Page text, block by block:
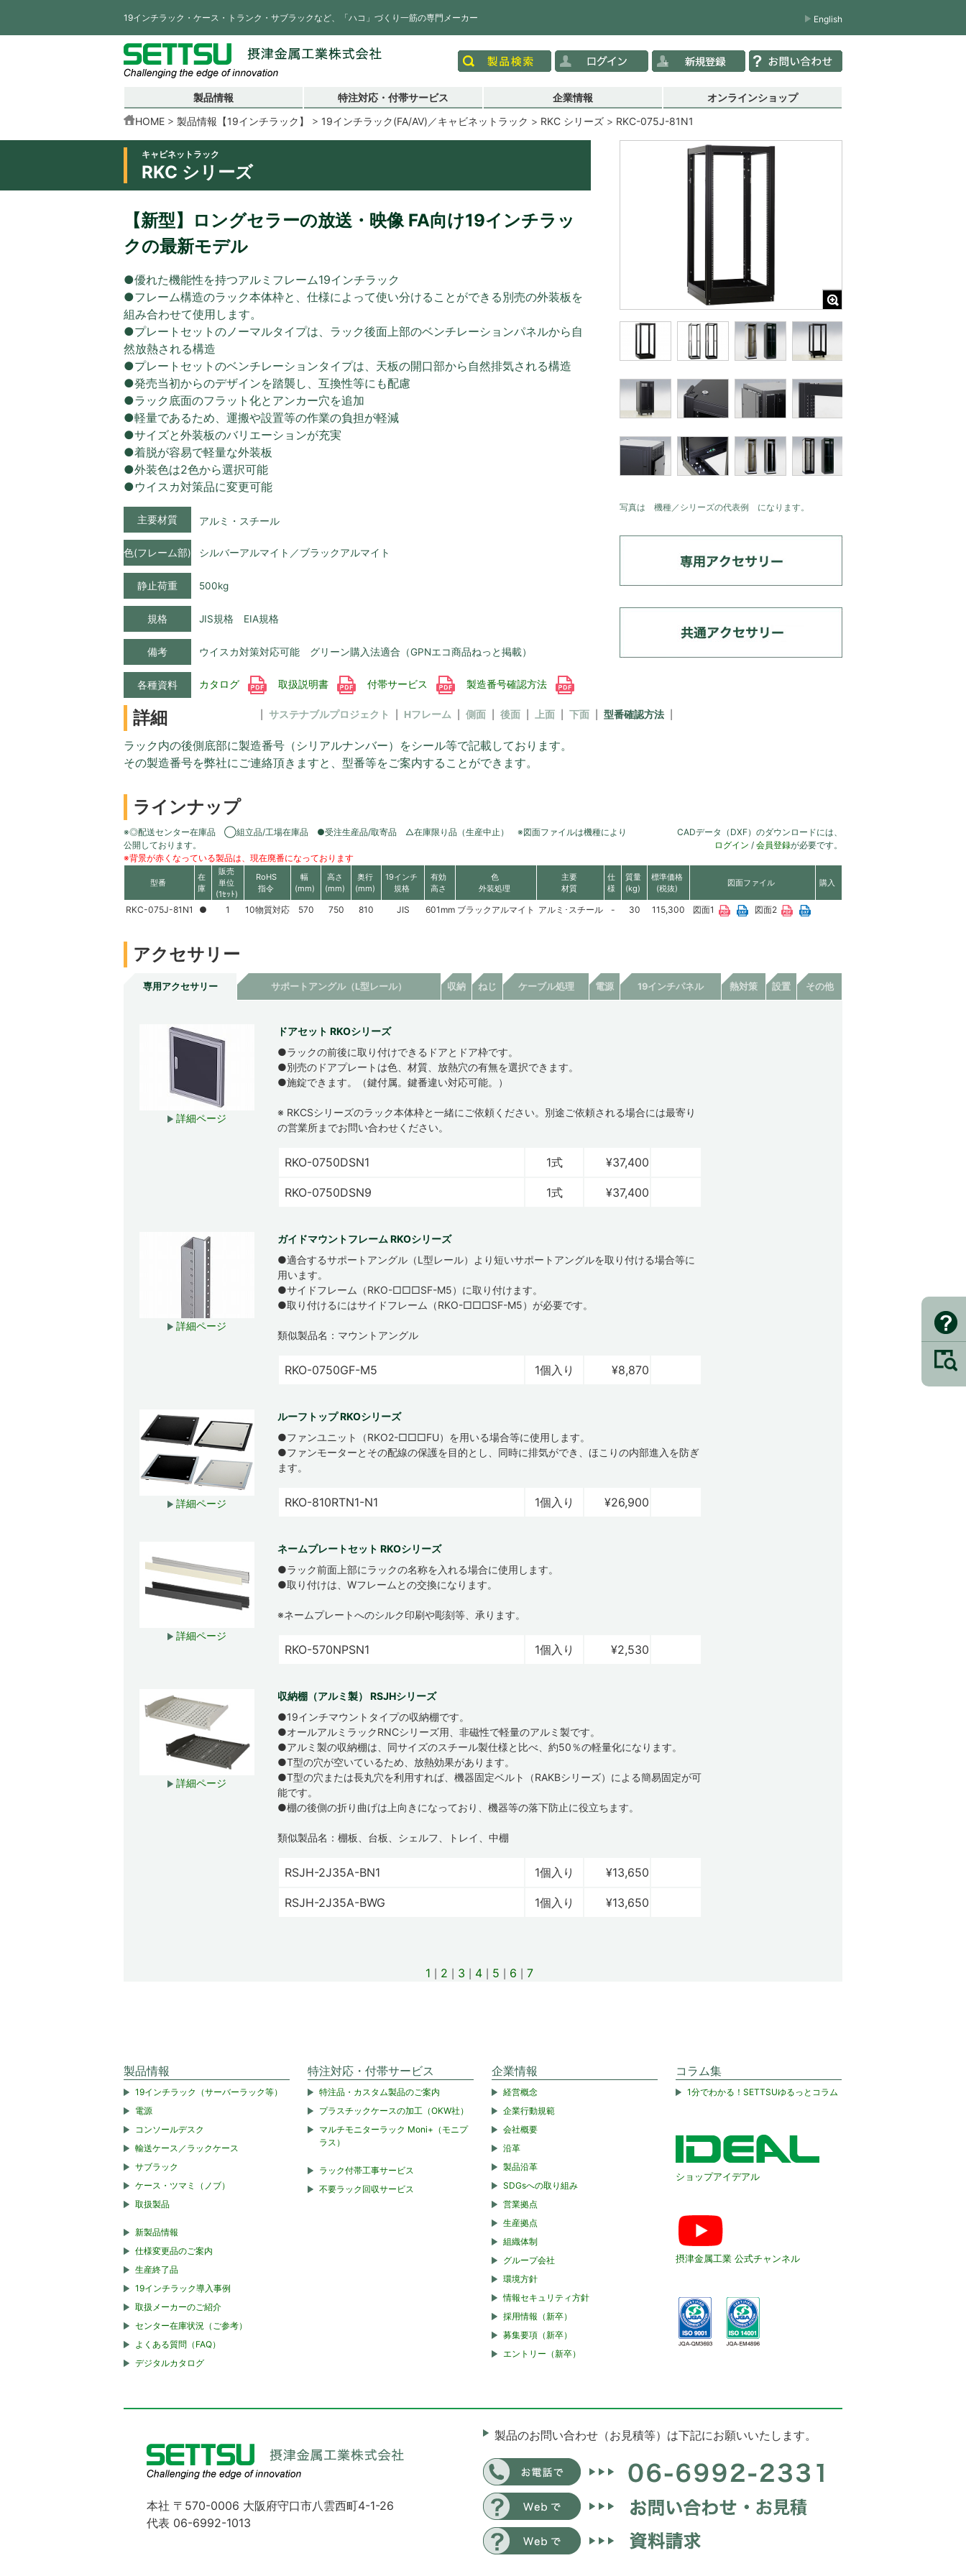
19インチラック・ケース・トランク・サブラックなど、「ハコ」づくり一筋の専門メーカー English
製品情報 特注対応・付帯サービス 企業情報 オンラインショップ
HOME 製品情報【19インチラック】 19インチラック(FA/AV)／キャビネットラック RKC シリーズ RKC-075J-81N1
キャビネットラック
RKC シリーズ
【新型】ロングセラーの放送・映像 FA向け19インチラッ
クの最新モデル
●優れた機能性を持つアルミフレーム19インチラック
●フレーム構造のラック本体枠と、仕様によって使い分けることができる別売の外装板を
組み合わせて使用します。
●プレートセットのノーマルタイプは、ラック後面上部のベンチレーションパネルから自
然放熱される構造
●プレートセットのベンチレーションタイプは、天板の開口部から自然排気される構造
●発売当初からのデザインを踏襲し、互換性等にも配慮
●ラック底面のフラット化とアンカー穴を追加
●軽量であるため、運搬や設置等の作業の負担が軽減
●サイズと外装板のバリエーションが充実
●着脱が容易で軽量な外装板
●外装色は2色から選択可能
●ウイスカ対策品に変更可能
主要材質 アルミ・スチール
色(フレーム部) シルバーアルマイト／ブラックアルマイト
静止荷重 500kg
規格 JIS規格 EIA規格
備考 ウイスカ対策対応可能 グリーン購入法適合（GPNエコ商品ねっと掲載）
各種資料 カタログ 取扱説明書 付帯サービス 製造番号確認方法
写真は 機種／シリーズの代表例 になります。
詳細 サステナブルプロジェクト Hフレーム 側面 後面 上面 下面 型番確認方法
ラック内の後側底部に製造番号（シリアルナンバー）をシール等で記載しております。
その製造番号を弊社にご連絡頂きますと、型番等をご案内することができます。
ラインナップ
※◎配送センター在庫品 ◯組立品/工場在庫品 ●受注生産品/取寄品 △在庫限り品（生産中止） ※図面ファイルは機種により
公開しております。
※背景が赤くなっている製品は、現在廃番になっております
CADデータ（DXF）のダウンロードには、
ログイン / 会員登録が必要です。
型番
在
庫
販売
単位
(1ｾｯﾄ)
RoHS
指令
幅
(mm)
高さ
(mm)
奥行
(mm)
19インチ
規格
有効
高さ
色
外装処理
主要
材質
仕
様
質量
(kg)
標準価格
(税抜)
図面ファイル 購入
RKC-075J-81N1 ● 1 10物質対応 570 750 810 JIS 601mm ブラックアルマイト アルミ･スチール - 30 115,300 図面1 図面2
アクセサリー
専用アクセサリー サポートアングル（L型レール） 収納 ねじ ケーブル処理 電源 19インチパネル 熱対策 設置 その他
詳細ページ
ドアセット RKOシリーズ
●ラックの前後に取り付けできるドアとドア枠です。
●別売のドアプレートは色、材質、放熱穴の有無を選択できます。
●施錠できます。（鍵付属。鍵番違い対応可能。）
※ RKCSシリーズのラック本体枠と一緒にご依頼ください。別途ご依頼される場合には最寄り
の営業所までお問い合わせください。
RKO-0750DSN1 1式 ¥37,400
RKO-0750DSN9 1式 ¥37,400
詳細ページ
ガイドマウントフレーム RKOシリーズ
●適合するサポートアングル（L型レール）より短いサポートアングルを取り付ける場合等に
用います。
●サイドフレーム（RKO-□□□SF-M5）に取り付けます。
●取り付けるにはサイドフレーム（RKO-□□□SF-M5）が必要です。
類似製品名：マウントアングル
RKO-0750GF-M5 1個入り ¥8,870
詳細ページ
ルーフトップ RKOシリーズ
●ファンユニット（RKO2-□□□FU）を用いる場合等に使用します。
●ファンモーターとその配線の保護を目的とし、同時に排気ができ、ほこりの内部進入を防ぎ
ます。
RKO-810RTN1-N1 1個入り ¥26,900
詳細ページ
ネームプレートセット RKOシリーズ
●ラック前面上部にラックの名称を入れる場合に使用します。
●取り付けは、Wフレームとの交換になります。
※ネームプレートへのシルク印刷や彫刻等、承ります。
RKO-570NPSN1 1個入り ¥2,530
詳細ページ
収納棚（アルミ製） RSJHシリーズ
●19インチマウントタイプの収納棚です。
●オールアルミラックRNCシリーズ用、非磁性で軽量のアルミ製です。
●アルミ製の収納棚は、同サイズのスチール製仕様と比べ、約50％の軽量化になります。
●T型の穴が空いているため、放熱効果があります。
●T型の穴または長丸穴を利用すれば、機器固定ベルト（RAKBシリーズ）による簡易固定が可
能です。
●棚の後側の折り曲げは上向きになっており、機器等の落下防止に役立ちます。
類似製品名：棚板、台板、シェルフ、トレイ、中棚
RSJH-2J35A-BN1 1個入り ¥13,650
RSJH-2J35A-BWG 1個入り ¥13,650
1 2 3 4 5 6 7
製品情報
19インチラック（サーバーラック等）
電源
コンソールデスク
輸送ケース／ラックケース
サブラック
ケース・ツマミ（ノブ）
取扱製品
新製品情報
仕様変更品のご案内
生産終了品
19インチラック導入事例
取扱メーカーのご紹介
センター在庫状況（ご参考）
よくある質問（FAQ）
デジタルカタログ
特注対応・付帯サービス
特注品・カスタム製品のご案内
プラスチックケースの加工（OKW社）
マルチモニターラック Moni+（モニプ
ラス）
ラック付帯工事サービス
不要ラック回収サービス
企業情報
経営概念
企業行動規範
会社概要
沿革
製品沿革
SDGsへの取り組み
営業拠点
生産拠点
組織体制
グループ会社
環境方針
情報セキュリティ方針
採用情報（新卒）
募集要項（新卒）
エントリー（新卒）
コラム集
1分でわかる！SETTSUゆるっとコラム
ショップアイデアル
摂津金属工業 公式チャンネル
本社 〒570-0006 大阪府守口市八雲西町4-1-26
代表 06-6992-1013
製品のお問い合わせ（お見積等）は下記にお願いいたします。